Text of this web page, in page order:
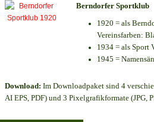
Berndorfer Sportklub
1920 = als
Vereinsfarben:
1934 = als Sport
1945 =
Download: Im Downloadpaket sind 4
AI EPS, PDF) und 3 Pixelgrafikformate (JPG,